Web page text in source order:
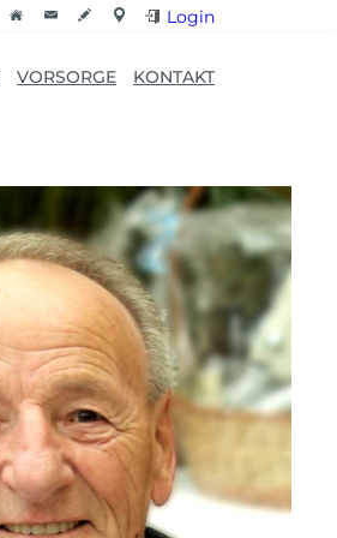
Login
VORSORGE KONTAKT